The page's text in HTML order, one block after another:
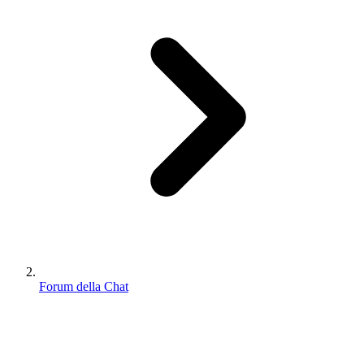
Forum della Chat